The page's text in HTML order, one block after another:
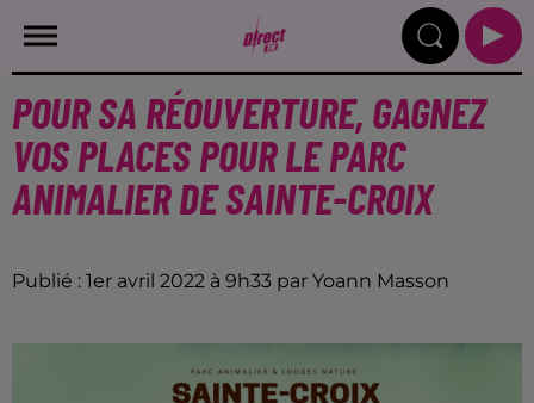
POUR SA RÉOUVERTURE, GAGNEZ
VOS PLACES POUR LE PARC
ANIMALIER DE SAINTE-CROIX
Publié : 1er avril 2022 à 9h33 par Yoann Masson